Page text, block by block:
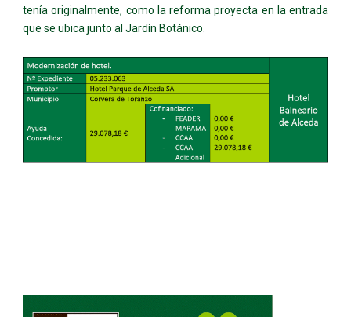
tenía originalmente, como la reforma proyecta en la entrada
que se ubica junto al Jardín Botánico.